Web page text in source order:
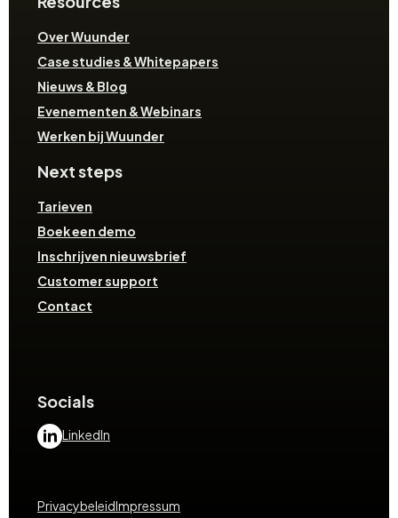
Over Wuunder
Case studies & Whitepapers
Nieuws & Blog
Evenementen & Webinars
Werken bij Wuunder
Next steps
Tarieven
Boek een demo
Inschrijven nieuwsbrief
Customer support
Contact
Socials
LinkedIn
PrivacybeleidImpressum